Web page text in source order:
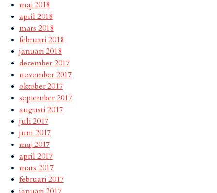
maj 2018
april 2018
mars 2018
februari 2018
januari 2018
december 2017
november 2017
oktober 2017
september 2017
augusti 2017
juli 2017
juni 2017
maj 2017
april 2017
mars 2017
februari 2017